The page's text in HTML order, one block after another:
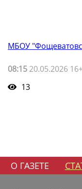
МБОУ
08:15 20.05.2026
13
О ГАЗЕТЕ